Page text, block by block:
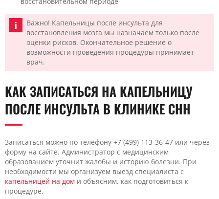
Важно! Капельницы после инсульта для
восстановления мозга мы назначаем только после
оценки рисков. Окончательное решение о
возможности проведения процедуры принимает
врач.
КАК ЗАПИСАТЬСЯ НА КАПЕЛЬНИЦУ
ПОСЛЕ ИНСУЛЬТА В КЛИНИКЕ CHH
Записаться можно по телефону +7 (499) 113-36-47 или через
форму на сайте. Администратор с медицинским
образованием уточнит жалобы и историю болезни. При
необходимости мы организуем выезд специалиста с
капельницей на дом и объясним, как подготовиться к
процедуре.